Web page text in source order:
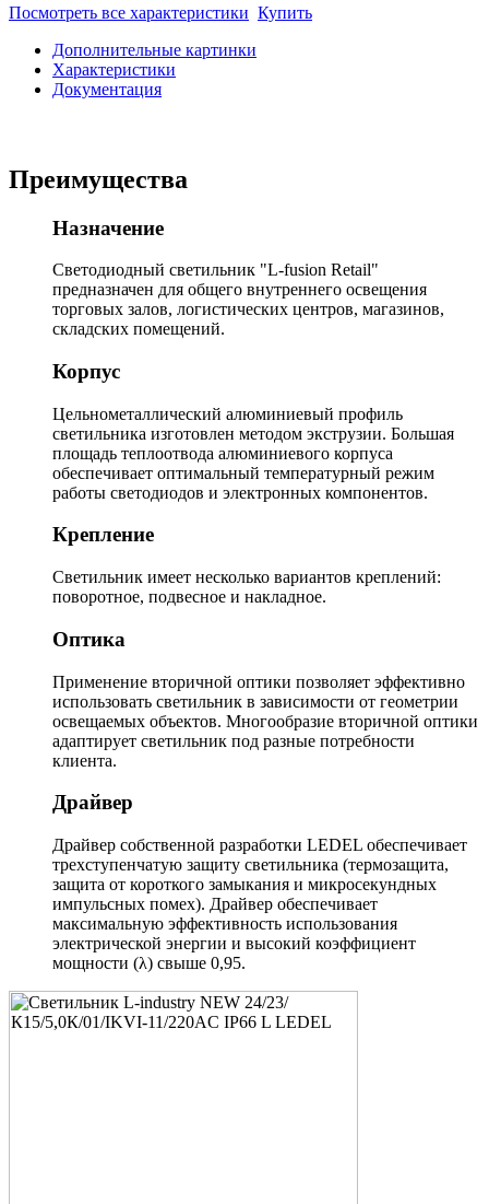
Посмотреть все характеристики Купить
Дополнительные картинки
Характеристики
Документация
Преимущества
Назначение
Светодиодный светильник "L-fusion Retail"
предназначен для общего внутреннего освещения
торговых залов, логистических центров, магазинов,
складских помещений.
Корпус
Цельнометаллический алюминиевый профиль
светильника изготовлен методом экструзии. Большая
площадь теплоотвода алюминиевого корпуса
обеспечивает оптимальный температурный режим
работы светодиодов и электронных компонентов.
Крепление
Светильник имеет несколько вариантов креплений:
поворотное, подвесное и накладное.
Оптика
Применение вторичной оптики позволяет эффективно
использовать светильник в зависимости от геометрии
освещаемых объектов. Многообразие вторичной оптики
адаптирует светильник под разные потребности
клиента.
Драйвер
Драйвер собственной разработки LEDEL обеспечивает
трехступенчатую защиту светильника (термозащита,
защита от короткого замыкания и микросекундных
импульсных помех). Драйвер обеспечивает
максимальную эффективность использования
электрической энергии и высокий коэффициент
мощности (λ) свыше 0,95.